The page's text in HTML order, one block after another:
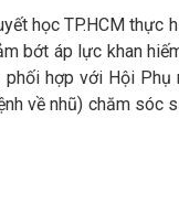
học TP.HCM thực
bớt áp lực khan
hợp với Hội
về nhũ) chăm sóc